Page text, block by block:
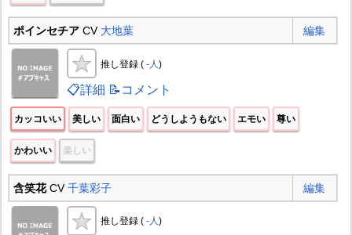
ポインセチアCV 大地葉 編集
推し登録 ( -人 )
📋詳細 📝コメント
カッコいい 美しい 面白い どうしようもない エモい 尊い
かわいい 楽しい
含笑花CV千葉彩子 編集
推し登録 ( -人)